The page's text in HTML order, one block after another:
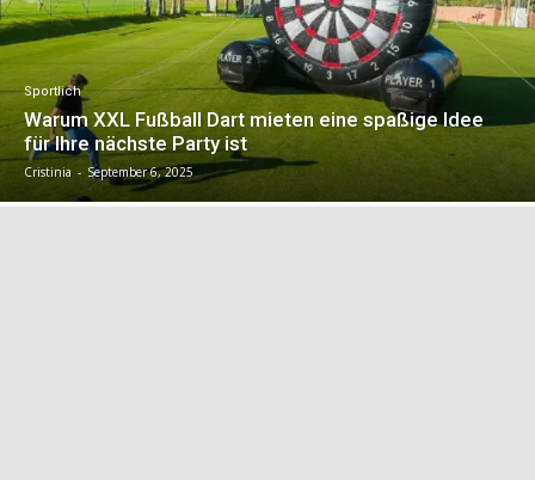
Sportlich
Warum XXL Fußball Dart mieten eine spaßige Idee
für Ihre nächste Party ist
Cristinia - September 6, 2025